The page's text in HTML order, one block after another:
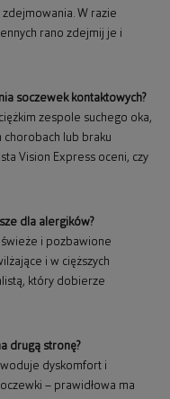
W razie
rano zdejmij je i
soczewek kontaktowych?
zespole suchego oka,
chorobach lub braku
Vision Express oceni, czy
dla alergików?
i pozbawione
i w cięższych
który dobierze
drugą stronę?
dyskomfort i
– prawidłowa ma